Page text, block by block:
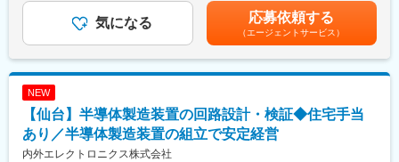
が働きやすい環境づくりにも尽力しています。社内公募制度を活
用して自分のキャリアを自由に選択できる環境が整っています。
※希望すれば海外勤務も可能です。
・独身寮／社宅制度（約1万円/月）／社宅家賃補助制度／入社に
伴う引っ越し手当会社負担（住宅関連制度にて社内規定あり）
・24時間（週）までリモートワーク可／フレックスタイム制度有
績：平均17,000円賃金はあくまでも目安の金額であり、選考を通
じて上下する可能性があります。月給(月額)は固定手当を含めた表
記です。
気になる 応募依頼する
（エージェントサービス）
NEW
【仙台】半導体製造装置の回路設計・検証◆住宅手当
あり／半導体製造装置の組立で安定経営
内外エレクトロニクス株式会社